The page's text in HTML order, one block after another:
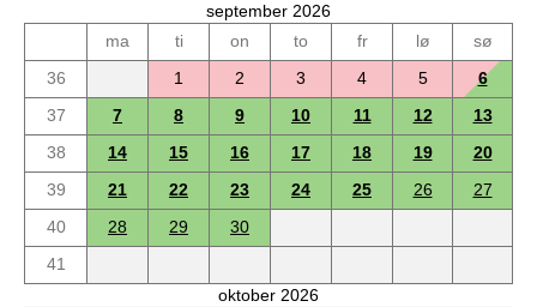
september 2026
ma
ti on to fr lø
sø
36
1 2 3 4 5
6
37
7 8 9 10 11 12
13
38
14 15 16 17 18 19
20
39
21 22 23 24 25 26
27
40
28 29
30
41
oktober 2026